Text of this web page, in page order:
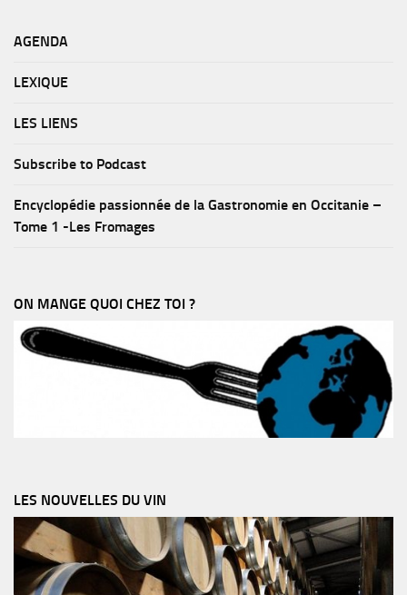
AGENDA
LEXIQUE
LES LIENS
Subscribe to Podcast
Encyclopédie passionnée de la Gastronomie en Occitanie –
Tome 1 -Les Fromages
ON MANGE QUOI CHEZ TOI ?
LES NOUVELLES DU VIN